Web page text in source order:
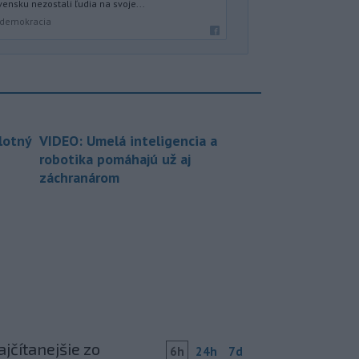
nezostali ľudia na svoje...
VIDEO: Umelá inteligencia a
robotika pomáhajú už aj
záchranárom
zo
6h 24h 7d